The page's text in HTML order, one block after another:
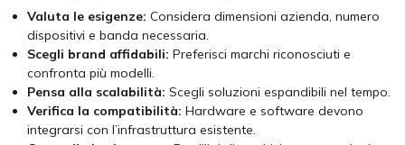
Valuta le esigenze: Considera dimensioni azienda, numero
dispositivi e banda necessaria.
Scegli brand affidabili: Preferisci marchi riconosciuti e
confronta più modelli.
Pensa alla scalabilità: Scegli soluzioni espandibili nel tempo.
Verifica la compatibilità: Hardware e software devono
integrarsi con l’infrastruttura esistente.